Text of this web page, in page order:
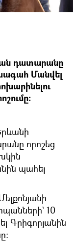
դատարանը
Մանվել
որոշեց
պահել
10
Գրիգորյանին